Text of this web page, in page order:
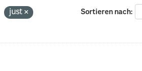
Sortieren nach
just